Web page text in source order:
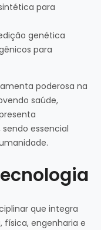
para
genética
para
poderosa na
saúde,
essencial
que integra
engenharia e